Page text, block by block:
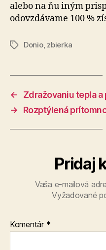
alebo na ňu iným
odo­vzdá­vame 100 %
Značky
Donio, zbierka
←
Zdražovaniu tepla
→
Rozptýlená
Pridaj
Vaša e-mailová
Vyžadované
Komentár *